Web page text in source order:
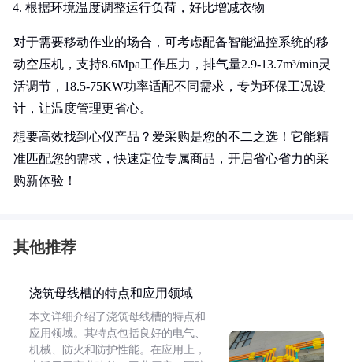
根据环境温度调整运行负荷，好比增减衣物
对于需要移动作业的场合，可考虑配备智能温控系统的移
动空压机，支持8.6Mpa工作压力，排气量2.9-13.7m³/min灵
活调节，18.5-75KW功率适配不同需求，专为环保工况设
计，让温度管理更省心。
想要高效找到心仪产品？爱采购是您的不二之选！它能精
准匹配您的需求，快速定位专属商品，开启省心省力的采
购新体验！
其他推荐
浇筑母线槽的特点和应用领域
本文详细介绍了浇筑母线槽的特点和
应用领域。其特点包括良好的电气、
机械、防火和防护性能。在应用上，